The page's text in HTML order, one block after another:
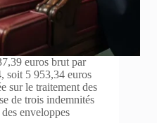
euros brut par
soit 5 953,34 euros
sur le traitement des
de trois indemnités
enveloppes